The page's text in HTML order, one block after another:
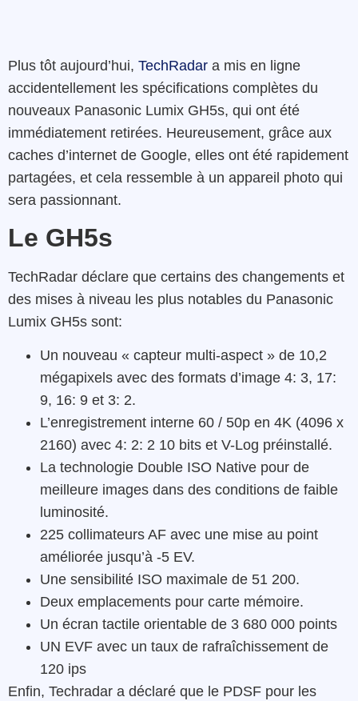
Plus tôt aujourd’hui, TechRadar a mis en ligne
accidentellement les spécifications complètes du
nouveaux Panasonic Lumix GH5s, qui ont été
immédiatement retirées. Heureusement, grâce aux
caches d’internet de Google, elles ont été rapidement
partagées, et cela ressemble à un appareil photo qui
sera passionnant.
Le GH5s
TechRadar déclare que certains des changements et
des mises à niveau les plus notables du Panasonic
Lumix GH5s sont:
Un nouveau « capteur multi-aspect » de 10,2
mégapixels avec des formats d’image 4: 3, 17:
9, 16: 9 et 3: 2.
L’enregistrement interne 60 / 50p en 4K (4096 x
2160) avec 4: 2: 2 10 bits et V-Log préinstallé.
La technologie Double ISO Native pour de
meilleure images dans des conditions de faible
luminosité.
225 collimateurs AF avec une mise au point
améliorée jusqu’à -5 EV.
Une sensibilité ISO maximale de 51 200.
Deux emplacements pour carte mémoire.
Un écran tactile orientable de 3 680 000 points
UN EVF avec un taux de rafraîchissement de
120 ips
Enfin, Techradar a déclaré que le PDSF pour les